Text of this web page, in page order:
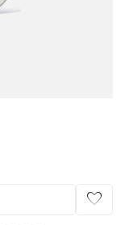
favorite